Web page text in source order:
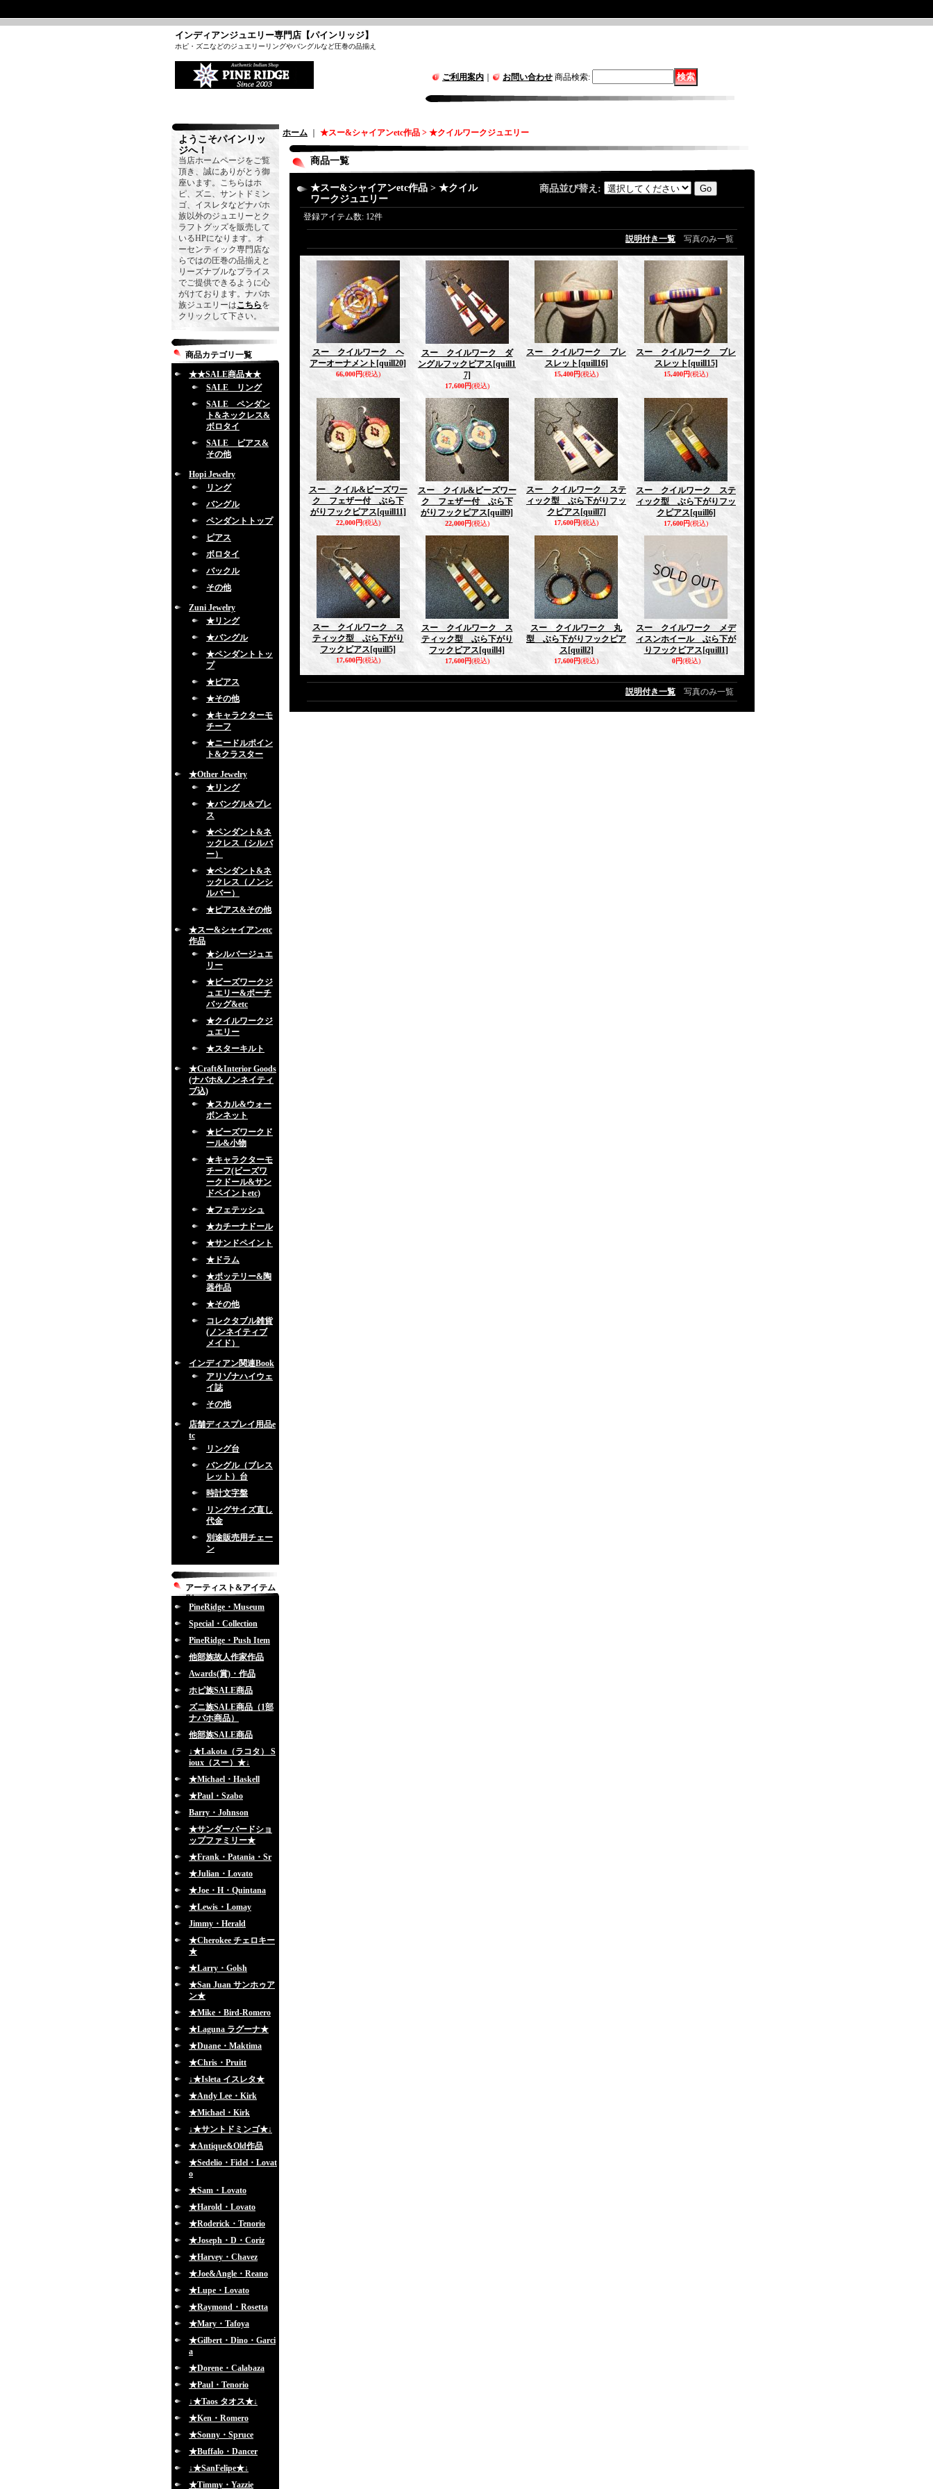
インディアンジュエリー専門店【パインリッジ】
ホピ・ズニなどのジュエリーリングやバングルなど圧巻の品揃え
ご利用案内 お問い合わせ 商品検索:
ようこそパインリッ
ジへ！
当店ホームページをご覧
頂き、誠にありがとう御
座います。こちらはホ
ピ、ズニ、サントドミン
ゴ、イスレタなどナバホ
族以外のジュエリーとク
ラフトグッズを販売して
いるHPになります。オ
ーセンティック専門店な
らではの圧巻の品揃えと
リーズナブルなプライス
でご提供できるように心
がけております。ナバホ
族ジュエリーはこちらを
クリックして下さい。
商品カテゴリ一覧
★★SALE商品★★
SALE リング
SALE ペンダン
ト&ネックレス&
ボロタイ
SALE ピアス&
その他
Hopi Jewelry
リング
バングル
ペンダントトップ
ピアス
ボロタイ
バックル
その他
Zuni Jewelry
★リング
★バングル
★ペンダントトッ
プ
★ピアス
★その他
★キャラクターモ
チーフ
★ニードルポイン
ト&クラスター
★Other Jewelry
★リング
★バングル&ブレ
ス
★ペンダント&ネ
ックレス（シルバ
ー）
★ペンダント&ネ
ックレス（ノンシ
ルバー）
★ピアス&その他
★スー&シャイアンetc
作品
★シルバージュエ
リー
★ビーズワークジ
ュエリー&ポーチ
バッグ&etc
★クイルワークジ
ュエリー
★スターキルト
★Craft&Interior Goods
(ナバホ&ノンネイティ
ブ込)
★スカル&ウォー
ボンネット
★ビーズワークド
ール&小物
★キャラクターモ
チーフ(ビーズワ
ークドール&サン
ドペイントetc)
★フェテッシュ
★カチーナドール
★サンドペイント
★ドラム
★ポッテリー&陶
器作品
★その他
コレクタブル雑貨
(ノンネイティブ
メイド）
インディアン関連Book
アリゾナハイウェ
イ誌
その他
店舗ディスプレイ用品e
tc
リング台
バングル（ブレス
レット）台
時計文字盤
リングサイズ直し
代金
別途販売用チェー
ン
アーティスト&アイテム
別
PineRidge・Museum
Special・Collection
PineRidge・Push Item
他部族故人作家作品
Awards(賞)・作品
ホピ族SALE商品
ズニ族SALE商品（1部
ナバホ商品）
他部族SALE商品
↓★Lakota（ラコタ） S
ioux（スー）★↓
★Michael・Haskell
★Paul・Szabo
Barry・Johnson
★サンダーバードショ
ップファミリー★
★Frank・Patania・Sr
★Julian・Lovato
★Joe・H・Quintana
★Lewis・Lomay
Jimmy・Herald
★Cherokee チェロキー
★
★Larry・Golsh
★San Juan サンホゥア
ン★
★Mike・Bird-Romero
★Laguna ラグーナ★
★Duane・Maktima
★Chris・Pruitt
↓★Isleta イスレタ★
★Andy Lee・Kirk
★Michael・Kirk
↓★サントドミンゴ★↓
★Antique&Old作品
★Sedelio・Fidel・Lovat
o
★Sam・Lovato
★Harold・Lovato
★Roderick・Tenorio
★Joseph・D・Coriz
★Harvey・Chavez
★Joe&Angle・Reano
★Lupe・Lovato
★Raymond・Rosetta
★Mary・Tafoya
★Gilbert・Dino・Garci
a
★Dorene・Calabaza
★Paul・Tenorio
↓★Taos タオス★↓
★Ken・Romero
★Sonny・Spruce
★Buffalo・Dancer
↓★SanFelipe★↓
★Timmy・Yazzie
ホーム ★スー&シャイアンetc作品 > ★クイルワークジュエリー
商品一覧
★スー&シャイアンetc作品 > ★クイル
ワークジュエリー
商品並び替え :
登録アイテム数: 12件
説明付き一覧 写真のみ一覧
スー クイルワーク ヘ
アーオーナメント [quill20]
66,000円(税込)
スー クイルワーク ダ
ングルフックピアス [quill1
7]
17,600円(税込)
スー クイルワーク ブレ
スレット [quill16]
15,400円(税込)
スー クイルワーク ブレ
スレット [quill15]
15,400円(税込)
スー クイル&ビーズワー
ク フェザー付 ぶら下
がりフックピアス [quill11]
22,000円(税込)
スー クイル&ビーズワー
ク フェザー付 ぶら下
がりフックピアス [quill9]
22,000円(税込)
スー クイルワーク ステ
ィック型 ぶら下がりフッ
クピアス [quill7]
17,600円(税込)
スー クイルワーク ステ
ィック型 ぶら下がりフッ
クピアス [quill6]
17,600円(税込)
スー クイルワーク ス
ティック型 ぶら下がり
フックピアス [quill5]
17,600円(税込)
スー クイルワーク ス
ティック型 ぶら下がり
フックピアス [quill4]
17,600円(税込)
スー クイルワーク 丸
型 ぶら下がりフックピア
ス [quill2]
17,600円(税込)
スー クイルワーク メデ
ィスンホイール ぶら下が
りフックピアス [quill1]
0円(税込)
説明付き一覧 写真のみ一覧